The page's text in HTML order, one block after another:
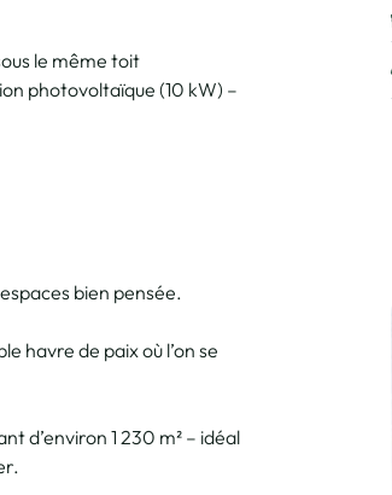
le même toit
photovoltaïque (10 kW) –
bien pensée.
havre de paix où l’on se
d’environ 1 230 m² – idéal